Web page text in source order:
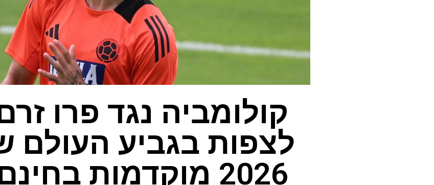
קולומביה נגד פרו
לצפות בגביע העולם
2026 מוקדמות